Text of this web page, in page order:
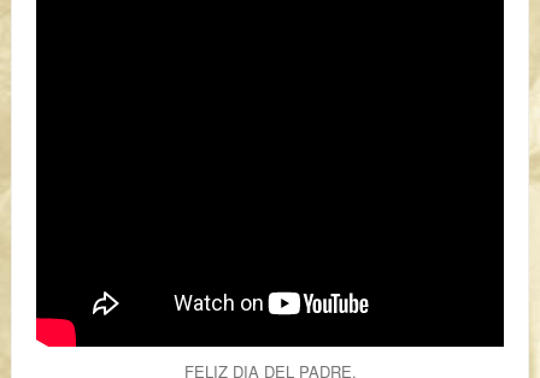
FELIZ DIA DEL PADRE.